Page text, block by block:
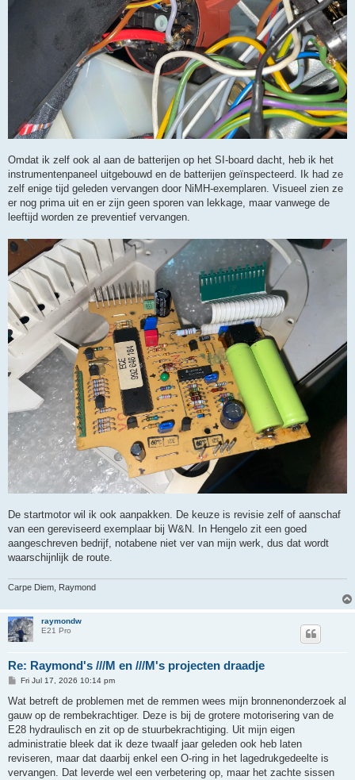
Omdat ik zelf ook al aan de batterijen op het SI-board dacht, heb ik het
instrumentenpaneel uitgebouwd en de batterijen geïnspecteerd. Ik had ze
zelf enige tijd geleden vervangen door NiMH-exemplaren. Visueel zien ze
er nog prima uit en er zijn geen sporen van lekkage, maar vanwege de
leeftijd worden ze preventief vervangen.
De startmotor wil ik ook aanpakken. De keuze is revisie zelf of aanschaf
van een gereviseerd exemplaar bij W&N. In Hengelo zit een goed
aangeschreven bedrijf, notabene niet ver van mijn werk, dus dat wordt
waarschijnlijk de route.
Carpe Diem, Raymond
raymondw
E21 Pro
Re: Raymond's ///M en ///M's projecten draadje
P
s
Fri Jul 17, 2026 10:14 pm
Wat betreft de problemen met de remmen wees mijn bronnenonderzoek al
gauw op de rembekrachtiger. Deze is bij de grotere motorisering van de
E28 hydraulisch en zit op de stuurbekrachtiging. Uit mijn eigen
administratie bleek dat ik deze twaalf jaar geleden ook heb laten
reviseren, maar dat daarbij enkel een O-ring in het lagedrukgedeelte is
vervangen. Dat leverde wel een verbetering op, maar het zachte sissen